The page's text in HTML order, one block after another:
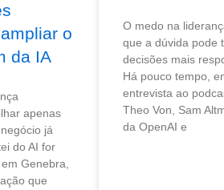
o
da IA
apenas
já
do AI for
Genebra,
que
O medo na
que a dúvida pode
decisões mais
Há pouco tempo,
entrevista ao
Theo Von, Sam
da OpenAI e